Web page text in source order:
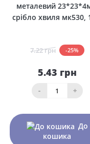
металевий
срібло хвиля мк530,
7.22 грн -25%
5.43 грн
- +
До
кошика